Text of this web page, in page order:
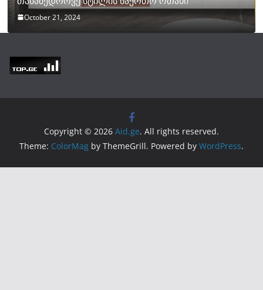
October 21, 2024
Copyright © 2026 Aid.ge. All rights reserved.
Theme: ColorMag by ThemeGrill. Powered by WordPress.